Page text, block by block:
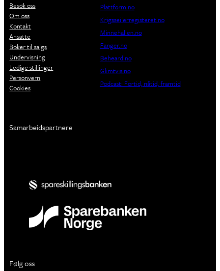
Besøk oss
Om oss
Kontakt
Ansatte
Bøker til salgs
Undervisning
Ledige stillinger
Personvern
Cookies
Plattform.no
Krigsseilerregisteret.no
Minnehallen.no
Fanger.no
Beheard.no
Glimtvis.no
Podcast: Fortid, nåtid, framtid
Samarbeidspartnere
Følg oss